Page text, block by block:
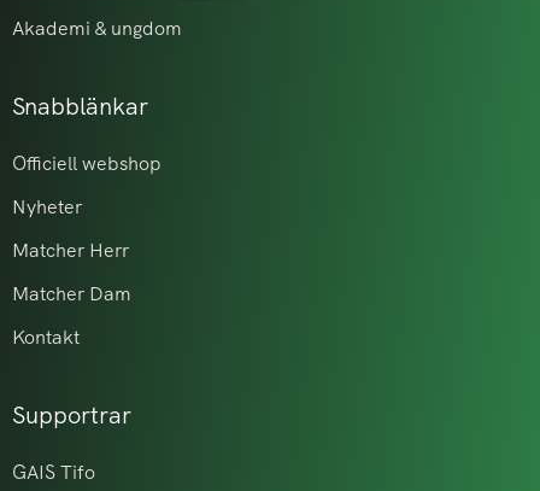
Akademi & ungdom
Snabblänkar
Officiell webshop
Nyheter
Matcher Herr
Matcher Dam
Kontakt
Supportrar
GAIS Tifo